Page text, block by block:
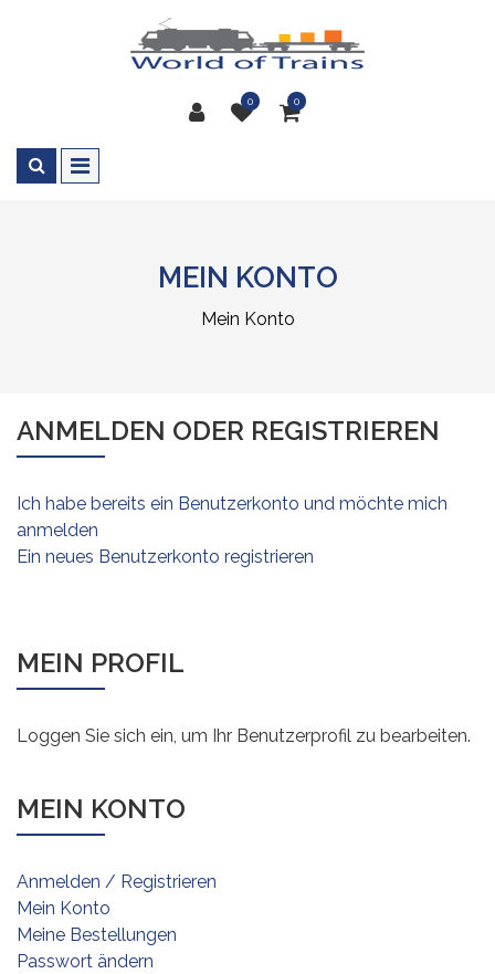
0 0
MEIN KONTO
Mein Konto
ANMELDEN ODER REGISTRIEREN
Ich habe bereits ein Benutzerkonto und möchte mich
anmelden
Ein neues Benutzerkonto registrieren
MEIN PROFIL
Loggen Sie sich ein, um Ihr Benutzerprofil zu bearbeiten.
MEIN KONTO
Anmelden / Registrieren
Mein Konto
Meine Bestellungen
Passwort ändern